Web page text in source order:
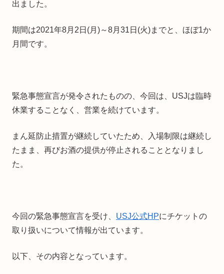
出ました。
期間は2021年8月2日(月)～8月31日(火)までと、ほぼ1か
月間です。
緊急事態宣言が発令されたものの、今回は、USJは臨時
休業することなく、営業を続けています。
まん延防止措置が継続していたため、入場制限は継続し
たまま、再びお酒の提供が停止されることとなりまし
た。
今回の緊急事態宣言を受け、 USJ公式HPにチケットの
取り扱いについて情報が出ています。
以下、その内容となっています。